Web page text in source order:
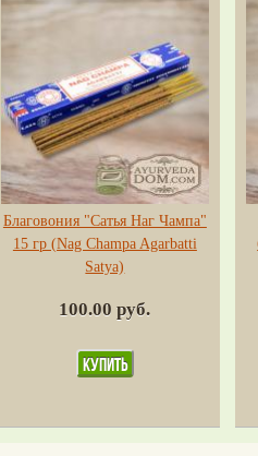
Благовония "Сатья Наг Чампа"
15 гр (Nag Champa Agarbatti
Satya)
100.00 руб.